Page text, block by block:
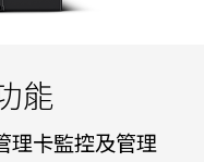
能
理卡監控及管理